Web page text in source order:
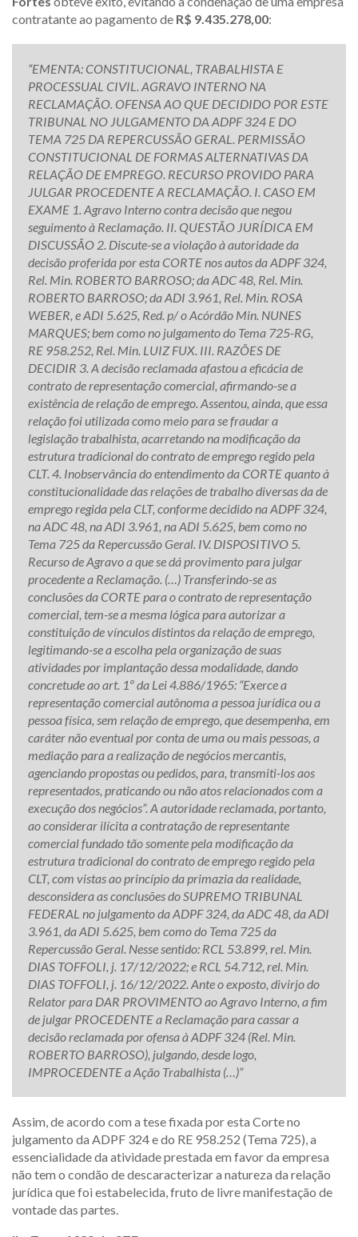
contratante ao pagamento de R$ 9.435.278,00:
“EMENTA: CONSTITUCIONAL, TRABALHISTA E
PROCESSUAL CIVIL. AGRAVO INTERNO NA
RECLAMAÇÃO. OFENSA AO QUE DECIDIDO POR ESTE
TRIBUNAL NO JULGAMENTO DA ADPF 324 E DO
TEMA 725 DA REPERCUSSÃO GERAL. PERMISSÃO
CONSTITUCIONAL DE FORMAS ALTERNATIVAS DA
RELAÇÃO DE EMPREGO. RECURSO PROVIDO PARA
JULGAR PROCEDENTE A RECLAMAÇÃO. I. CASO EM
EXAME 1. Agravo Interno contra decisão que negou
seguimento à Reclamação. II. QUESTÃO JURÍDICA EM
DISCUSSÃO 2. Discute-se a violação à autoridade da
decisão proferida por esta CORTE nos autos da ADPF 324,
Rel. Min. ROBERTO BARROSO; da ADC 48, Rel. Min.
ROBERTO BARROSO; da ADI 3.961, Rel. Min. ROSA
WEBER, e ADI 5.625, Red. p/ o Acórdão Min. NUNES
MARQUES; bem como no julgamento do Tema 725-RG,
RE 958.252, Rel. Min. LUIZ FUX. III. RAZÕES DE
DECIDIR 3. A decisão reclamada afastou a eficácia de
contrato de representação comercial, afirmando-se a
existência de relação de emprego. Assentou, ainda, que essa
relação foi utilizada como meio para se fraudar a
legislação trabalhista, acarretando na modificação da
estrutura tradicional do contrato de emprego regido pela
CLT. 4. Inobservância do entendimento da CORTE quanto à
constitucionalidade das relações de trabalho diversas da de
emprego regida pela CLT, conforme decidido na ADPF 324,
na ADC 48, na ADI 3.961, na ADI 5.625, bem como no
Tema 725 da Repercussão Geral. IV. DISPOSITIVO 5.
Recurso de Agravo a que se dá provimento para julgar
procedente a Reclamação. (…) Transferindo-se as
conclusões da CORTE para o contrato de representação
comercial, tem-se a mesma lógica para autorizar a
constituição de vínculos distintos da relação de emprego,
legitimando-se a escolha pela organização de suas
atividades por implantação dessa modalidade, dando
concretude ao art. 1º da Lei 4.886/1965: “Exerce a
representação comercial autônoma a pessoa jurídica ou a
pessoa física, sem relação de emprego, que desempenha, em
caráter não eventual por conta de uma ou mais pessoas, a
mediação para a realização de negócios mercantis,
agenciando propostas ou pedidos, para, transmiti-los aos
representados, praticando ou não atos relacionados com a
execução dos negócios”. A autoridade reclamada, portanto,
ao considerar ilícita a contratação de representante
comercial fundado tão somente pela modificação da
estrutura tradicional do contrato de emprego regido pela
CLT, com vistas ao princípio da primazia da realidade,
desconsidera as conclusões do SUPREMO TRIBUNAL
FEDERAL no julgamento da ADPF 324, da ADC 48, da ADI
3.961, da ADI 5.625, bem como do Tema 725 da
Repercussão Geral. Nesse sentido: RCL 53.899, rel. Min.
DIAS TOFFOLI, j. 17/12/2022; e RCL 54.712, rel. Min.
DIAS TOFFOLI, j. 16/12/2022. Ante o exposto, divirjo do
Relator para DAR PROVIMENTO ao Agravo Interno, a fim
de julgar PROCEDENTE a Reclamação para cassar a
decisão reclamada por ofensa à ADPF 324 (Rel. Min.
ROBERTO BARROSO), julgando, desde logo,
IMPROCEDENTE a Ação Trabalhista (…)”
Assim, de acordo com a tese fixada por esta Corte no
julgamento da ADPF 324 e do RE 958.252 (Tema 725), a
essencialidade da atividade prestada em favor da empresa
não tem o condão de descaracterizar a natureza da relação
jurídica que foi estabelecida, fruto de livre manifestação de
vontade das partes.